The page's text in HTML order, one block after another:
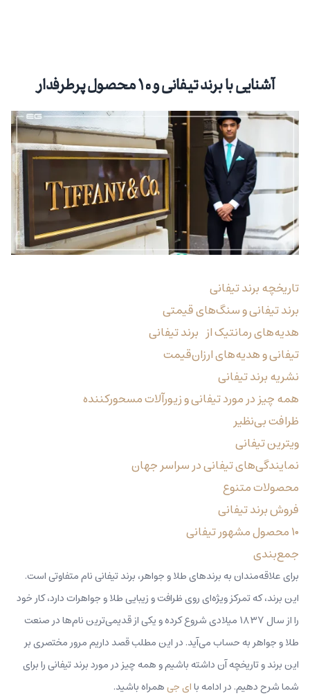
آشنایی با برند تیفانی و ۱۰ محصول پرطرفدار
تاریخچه برند تیفانی
برند تیفانی و سنگ‌های قیمتی
هدیه‌های رمانتیک از برند تیفانی
تیفانی و هدیه‌های ارزان‌قیمت
نشریه برند تیفانی
همه چیز در مورد تیفانی و زیورآلات مسحورکننده
ظرافت بی‌نظیر
ویترین تیفانی
نمایندگی‌های تیفانی در سراسر جهان
محصولات متنوع
فروش برند تیفانی
۱۰ محصول مشهور تیفانی
جمع‌بندی
برای علاقه‌مندان به برندهای طلا و جواهر، برند تیفانی نام متفاوتی است.
این برند، که تمرکز ویژه‌ای روی ظرافت و زیبایی طلا و جواهرات دارد، کار خود
را از سال ۱۸۳۷ میلادی شروع کرده و یکی از قدیمی‌ترین نام‌ها در صنعت
طلا و جواهر به حساب می‌آید. در این مطلب قصد داریم مرور مختصری بر
این برند و تاریخچه‌‌ آن داشته باشیم و همه چیز در مورد برند تیفانی را برای
شما شرح دهیم. در ادامه باای جیهمراه باشید.